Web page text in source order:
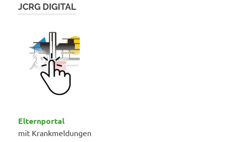
JCRG DIGITAL
Elternportal
mit Krankmeldungen